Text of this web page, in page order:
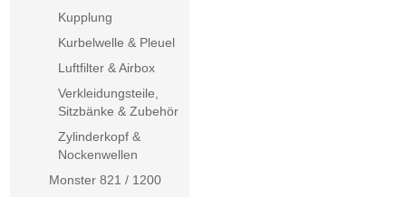
Kupplung
Kurbelwelle & Pleuel
Luftfilter & Airbox
Verkleidungsteile,
Sitzbänke & Zubehör
Zylinderkopf &
Nockenwellen
Monster 821 / 1200